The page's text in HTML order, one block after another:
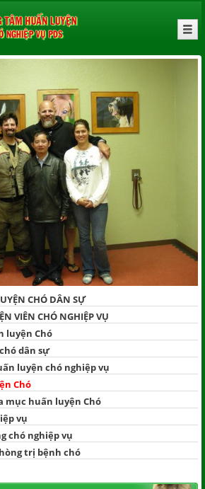
CHÓ DÂN SỰ
VIÊN CHÓ NGHIỆP VỤ
luyện Chó
dân sự
luyện chó nghiệp vụ
Chó
mục huấn luyện Chó
vụ
chó nghiệp vụ
trị bệnh chó